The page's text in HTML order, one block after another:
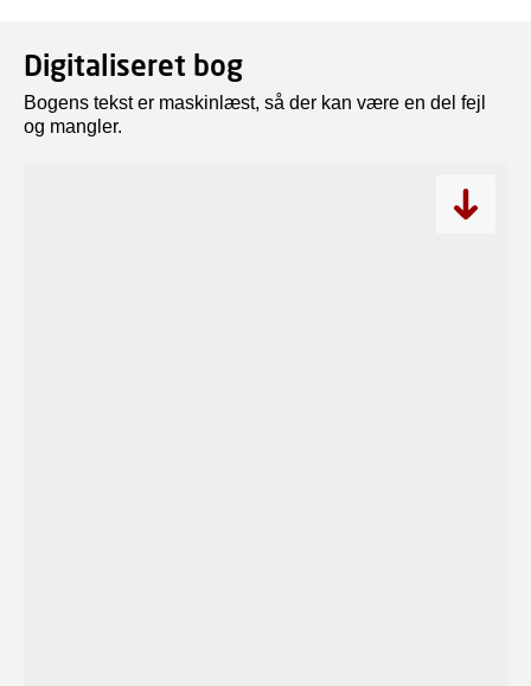
Digitaliseret bog
Bogens tekst er maskinlæst, så der kan være en del fejl
og mangler.